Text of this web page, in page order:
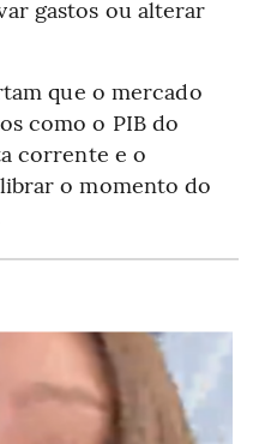
gastos ou alterar
que o mercado
como o PIB do
corrente e o
o momento do